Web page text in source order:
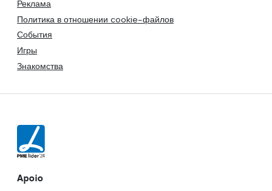
Реклама
Политика в отношении cookie-файлов
События
Игры
Знакомства
Apoio